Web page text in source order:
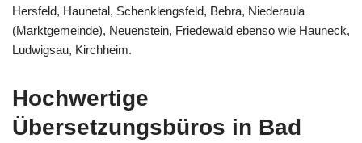
Hersfeld, Haunetal, Schenklengsfeld, Bebra, Niederaula
(Marktgemeinde), Neuenstein, Friedewald ebenso wie Hauneck,
Ludwigsau, Kirchheim.
Hochwertige
Übersetzungsbüros in Bad